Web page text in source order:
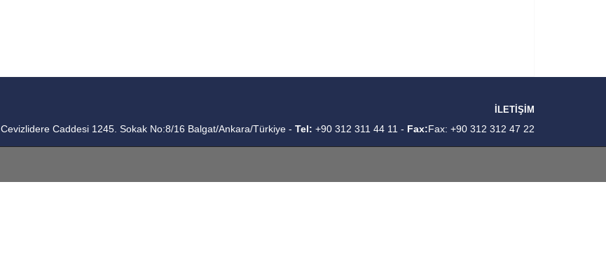
İLETİŞİM
Cevizlidere Caddesi 1245. Sokak No:8/16 Balgat/Ankara/Türkiye - Tel: +90 312 311 44 11 - Fax:Fax: +90 312 312 47 22